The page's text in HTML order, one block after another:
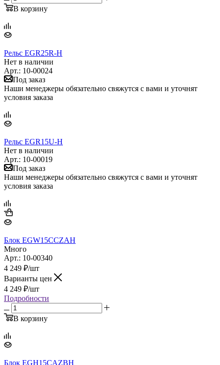
В корзину
Рельс EGR25R-H
Нет в наличии
Арт.: 10-00024
Под заказ
Наши менеджеры обязательно свяжутся с вами и уточнят
условия заказа
Рельс EGR15U-H
Нет в наличии
Арт.: 10-00019
Под заказ
Наши менеджеры обязательно свяжутся с вами и уточнят
условия заказа
Блок EGW15CCZAH
Много
Арт.: 10-00340
4 249 ₽/шт
Варианты цен
4 249 ₽/шт
Подробности
В корзину
Блок EGH15CAZBH